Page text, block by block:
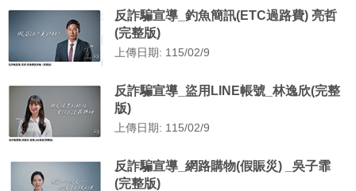
反詐騙宣導_釣魚簡訊(ETC過路費) 亮哲
(完整版)
上傳日期: 115/02/9
反詐騙宣導_盜用LINE帳號_林逸欣(完整
版)
上傳日期: 115/02/9
反詐騙宣導_網路購物(假賑災) _吳子霏
(完整版)